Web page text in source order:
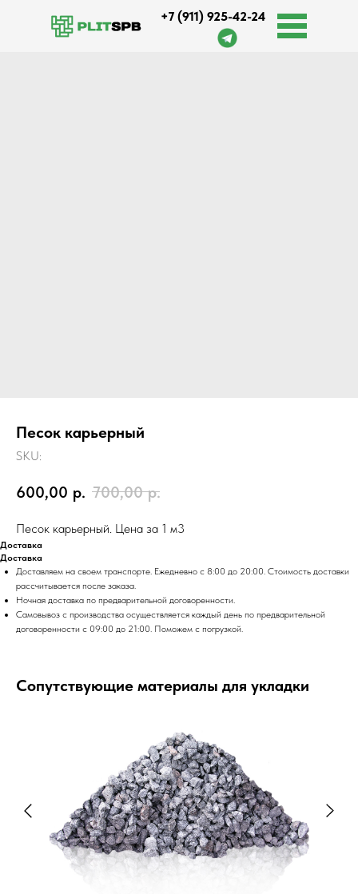
+7 (911) 925-42-24
Песок карьерный
SKU:
600,00 р. 700,00 р.
Песок карьерный. Цена за 1 м3
Доставка
Доставка
Доставляем на своем транспорте. Ежедневно с 8:00 до 20:00. Стоимость доставки
рассчитывается после заказа.
Ночная доставка по предварительной договоренности.
Самовывоз с производства осуществляется каждый день по предварительной
договоренности с 09:00 до 21:00. Поможем с погрузкой.
Сопутствующие материалы для укладки